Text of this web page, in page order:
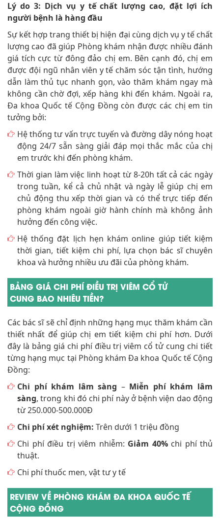
Lý do 3: Dịch vụ y tế chất lượng cao, đặt lợi ích
người bệnh là hàng đầu
Sự kết hợp trang thiết bị hiện đại cùng dịch vụ y tế chất
lượng cao đã giúp Phòng khám nhận được nhiều đánh
giá tích cực từ đông đảo chị em. Bên cạnh đó, chị em
được đội ngũ nhân viên y tế chăm sóc tận tình, hướng
dẫn làm thủ tục nhanh gọn, vào thăm khám ngay mà
không cần chờ đợi, xếp hàng khi đến khám. Ngoài ra,
Đa khoa Quốc tế Cộng Đồng còn được các chị em tin
tưởng bởi:
Hệ thống tư vấn trực tuyến và đường dây nóng hoạt
động 24/7 sẵn sàng giải đáp mọi thắc mắc của chị
em trước khi đến phòng khám.
Thời gian làm việc linh hoạt từ 8-20h tất cả các ngày
trong tuần, kể cả chủ nhật và ngày lễ giúp chị em
chủ động thu xếp thời gian và có thể trực tiếp đến
phòng khám ngoài giờ hành chính mà không ảnh
hưởng đến công việc.
Hệ thống đặt lịch hẹn khám online giúp tiết kiệm
thời gian, tiết kiệm chi phí, lựa chọn bác sĩ chuyên
khoa và hưởng nhiều ưu đãi của phòng khám.
BẢNG GIÁ CHI PHÍ ĐIỀU TRỊ VIÊM CỔ TỬ
CUNG BAO NHIÊU TIỀN?
Các bác sĩ sẽ chỉ định những hạng mục thăm khám cần
thiết nhất để giúp chị em tiết kiệm chi phí hơn. Dưới
đây là bảng giá chi phí điều trị viêm cổ tử cung chi tiết
từng hạng mục tại Phòng khám Đa khoa Quốc tế Cộng
Đồng:
Chi phí khám lâm sàng – Miễn phí khám lâm
sàng, trong khi đó chi phí này ở bệnh viện dao động
từ 250.000-500.000Đ
Chi phí xét nghiệm: Trên dưới 1 triệu đồng
Chi phí điều trị viêm nhiễm: Giảm 40%chi phí thủ
thuật.
Chi phí thuốc men, vật tư y tế
REVIEW VỀ PHÒNG KHÁM ĐA KHOA QUỐC TẾ
CỘNG ĐỒNG